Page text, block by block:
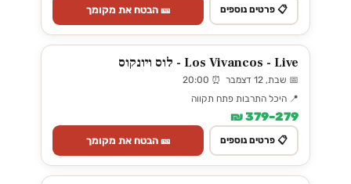
📋 פרטים נוספים 🎫 הבטח את מקומך
Los Vivancos - Live - לוס ויונקוס
📅 שבת, 12 דצמבר ⏰ 20:00
📍 היכל התרבות פתח תקווה
279–379 ₪
📋 פרטים נוספים 🎫 הבטח את מקומך